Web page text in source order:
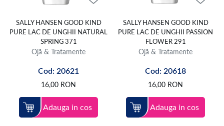
SALLY HANSEN GOOD KIND
PURE LAC DE UNGHII NATURAL
SPRING 371
Ojă & Tratamente
Cod: 20621
16,00 RON
Adauga in cos
SALLY HANSEN GOOD KIND
PURE LAC DE UNGHII PASSION
FLOWER 291
Ojă & Tratamente
Cod: 20618
16,00 RON
Adauga in cos